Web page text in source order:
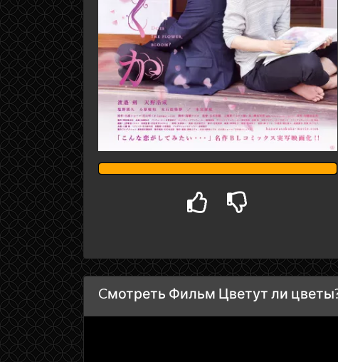
Cмотреть Фильм Цветут ли